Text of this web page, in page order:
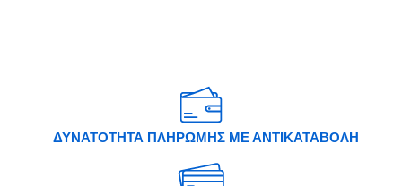
ΔΥΝΑΤΟΤΗΤΑ ΠΛΗΡΩΜΗΣ ΜΕ ΑΝΤΙΚΑΤΑΒΟΛΗ